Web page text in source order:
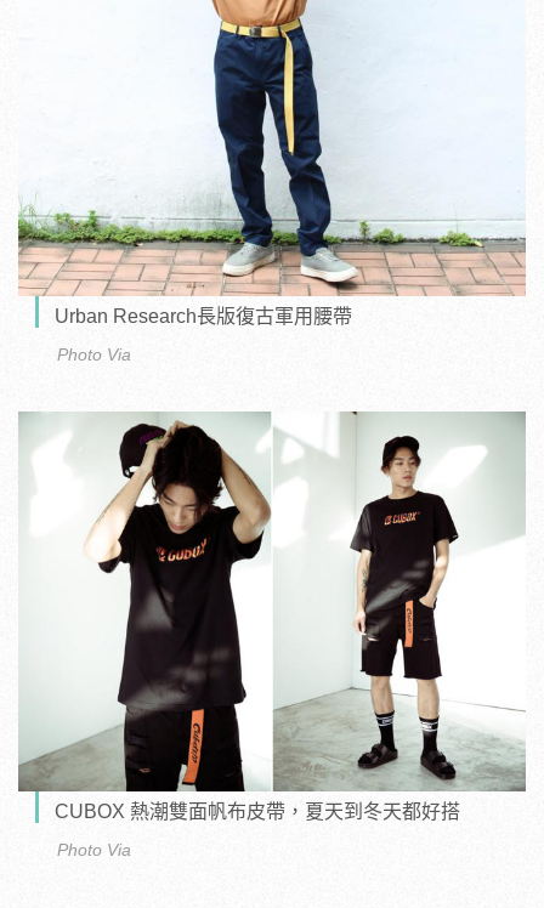
Urban Research長版復古軍用腰帶
Photo Via
CUBOX 熱潮雙面帆布皮帶，夏天到冬天都好搭
Photo Via